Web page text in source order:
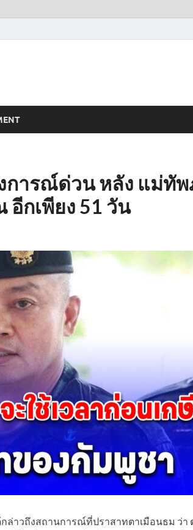
การณ์ด่วน หลัง แม่ทั
กเพียง 51 วัน
าวถึงสถานการณ์ที่ปราสาทตาเมือนธม ว่า